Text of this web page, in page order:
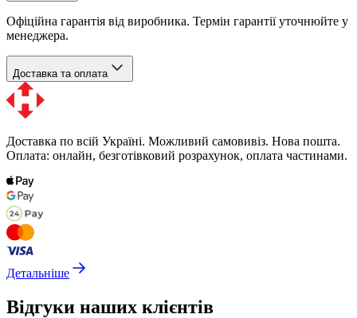
Офіційна гарантія від виробника. Термін гарантії уточнюйте у
менеджера.
Доставка та оплата
Доставка по всій Україні. Можливий самовивіз. Нова пошта.
Оплата: онлайн, безготівковий розрахунок, оплата частинами.
Детальніше
Відгуки наших клієнтів